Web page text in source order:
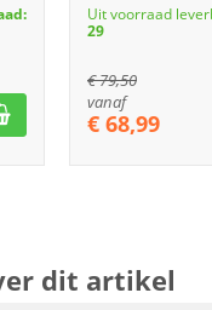
Uit voorraad
29
€79,50
vanaf
€ 68,99
dit artikel